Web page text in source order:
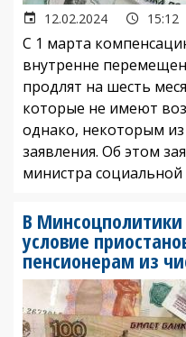
12.02.2024 15:12
С 1 марта
внутренне
продлят на шесть
которые не имеют
однако, некоторым
заявления. Об этом
министра
В Минсоцполитики
условие
пенсионерам из